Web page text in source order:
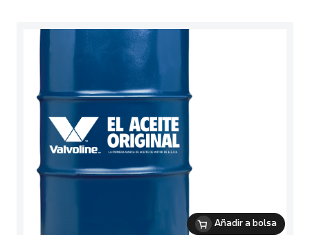
Añadir a bolsa